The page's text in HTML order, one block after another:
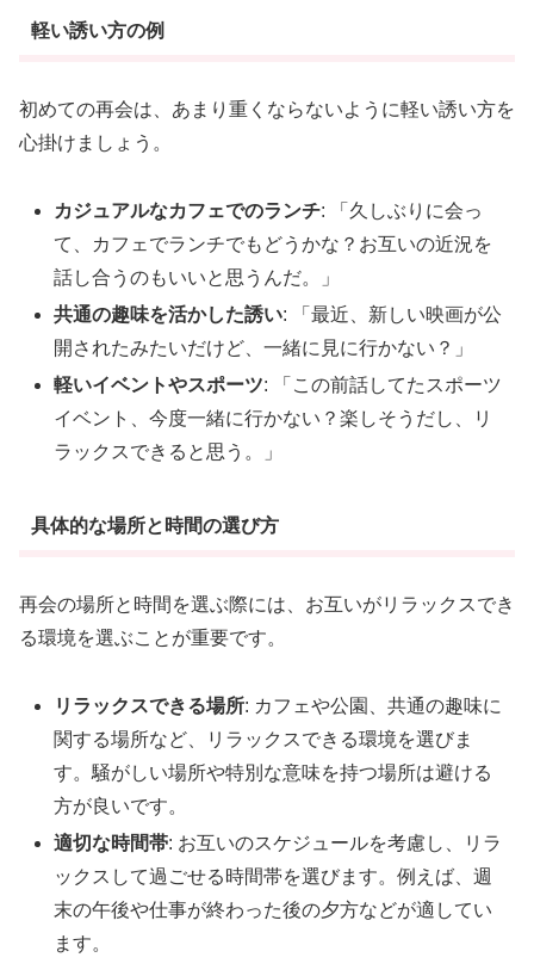
軽い誘い方の例
初めての再会は、あまり重くならないように軽い誘い方を
心掛けましょう。
カジュアルなカフェでのランチ: 「久しぶりに会っ
て、カフェでランチでもどうかな？お互いの近況を
話し合うのもいいと思うんだ。」
共通の趣味を活かした誘い: 「最近、新しい映画が公
開されたみたいだけど、一緒に見に行かない？」
軽いイベントやスポーツ: 「この前話してたスポーツ
イベント、今度一緒に行かない？楽しそうだし、リ
ラックスできると思う。」
具体的な場所と時間の選び方
再会の場所と時間を選ぶ際には、お互いがリラックスでき
る環境を選ぶことが重要です。
リラックスできる場所: カフェや公園、共通の趣味に
関する場所など、リラックスできる環境を選びま
す。騒がしい場所や特別な意味を持つ場所は避ける
方が良いです。
適切な時間帯: お互いのスケジュールを考慮し、リラ
ックスして過ごせる時間帯を選びます。例えば、週
末の午後や仕事が終わった後の夕方などが適してい
ます。